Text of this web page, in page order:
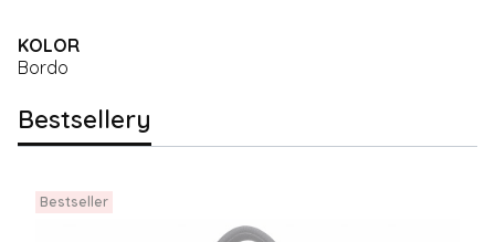
KOLOR
Bordo
Bestsellery
Bestseller